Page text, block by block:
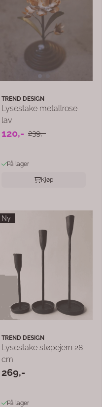
TREND DESIGN
Lysestake metallrose
lav
120,- 239,-
På lager
Kjøp
Ny
TREND DESIGN
Lysestake støpejern 28
cm
269,-
På lager